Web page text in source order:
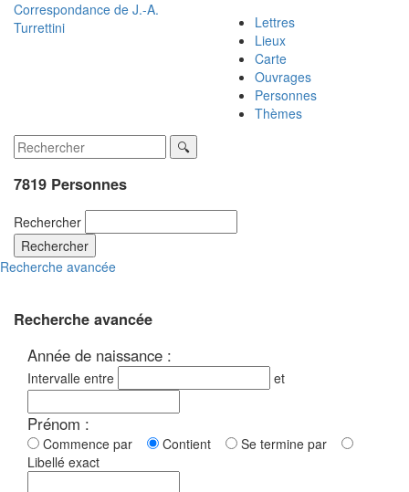
Correspondance de J.-A.
Turrettini
Lettres
Lieux
Carte
Ouvrages
Personnes
Thèmes
7819 Personnes
Rechercher
Rechercher
Recherche avancée
Recherche avancée
Année de naissance :
Intervalle entre et
Prénom :
Commence par Contient
Se termine par
Libellé exact